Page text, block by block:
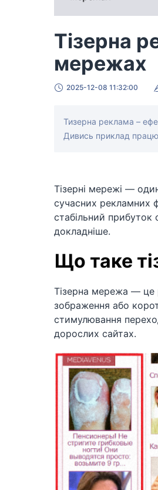
Тізерна
мережах
2025-12-08 11:32:00
Тизерна реклама –
Дивись приклад
Тізерні мережі —
сучасних рекламних
стабільний
докладніше.
Що таке
Тізерна мережа — це
зображення або
стимулювання
дорослих сайтах.